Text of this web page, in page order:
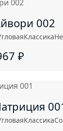
002
Классика
₽
Классика